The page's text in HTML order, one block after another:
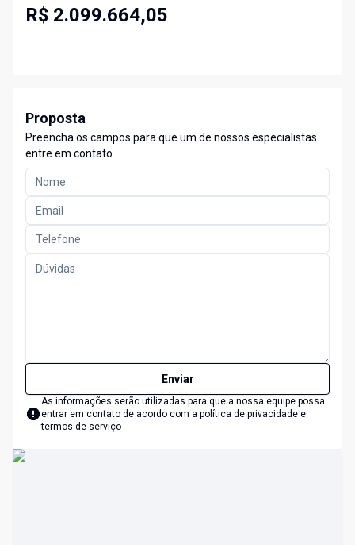
R$ 2.099.664,05
Proposta
Preencha os campos para que um de nossos especialistas
entre em contato
Enviar
As informações serão utilizadas para que a nossa equipe possa
entrar em contato de acordo com a política de privacidade e
termos de serviço